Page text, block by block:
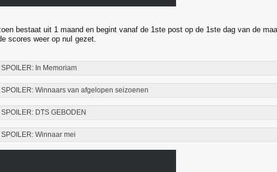
bestaat uit 1 maand en begint vanaf de 1ste post op de 1ste dag van de
scores weer op nuI gezet.
SPOILER: In Memoriam
SPOILER: Winnaars van afgelopen seizoenen
SPOILER: DTS GEBODEN
SPOILER: Winnaar mei